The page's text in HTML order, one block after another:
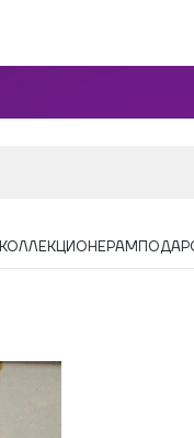
КОЛЛЕКЦИОНЕРАМ